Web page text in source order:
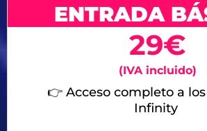
ENTRADA
29€
(IVA incluido)
👉 Acceso completo a
Infinity